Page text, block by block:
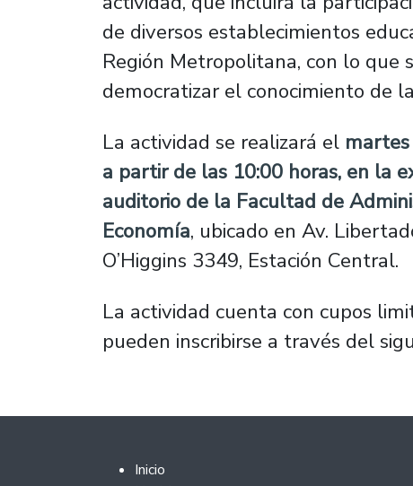
de diversos establecimientos
Región Metropolitana, con lo que
democratizar el conocimiento de
La actividad se realizará el
a partir de las 10:00 horas, en la
auditorio de la Facultad de
Economía, ubicado en Av.
O’Higgins 3349, Estación Central.
La actividad cuenta con cupos
pueden inscribirse a través del
Footer 2
Inicio